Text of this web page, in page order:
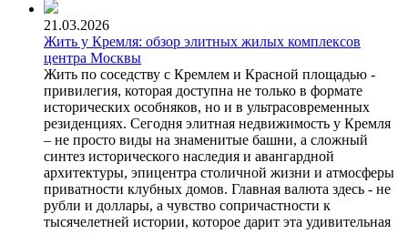
21.03.2026
Жить у Кремля: обзор элитных жилых комплексов
центра Москвы
Жить по соседству с Кремлем и Красной площадью -
привилегия, которая доступна не только в формате
исторических особняков, но и в ультрасовременных
резиденциях. Сегодня элитная недвижимость у Кремля
– не просто виды на знаменитые башни, а сложный
синтез исторического наследия и авангардной
архитектуры, эпицентра столичной жизни и атмосферы
приватности клубных домов. Главная валюта здесь - не
рубли и доллары, а чувство сопричастности к
тысячелетней истории, которое дарит эта удивительная